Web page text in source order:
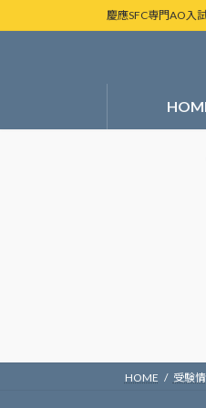
ン
ビ
慶應SFC専門AO入
HOME 受験